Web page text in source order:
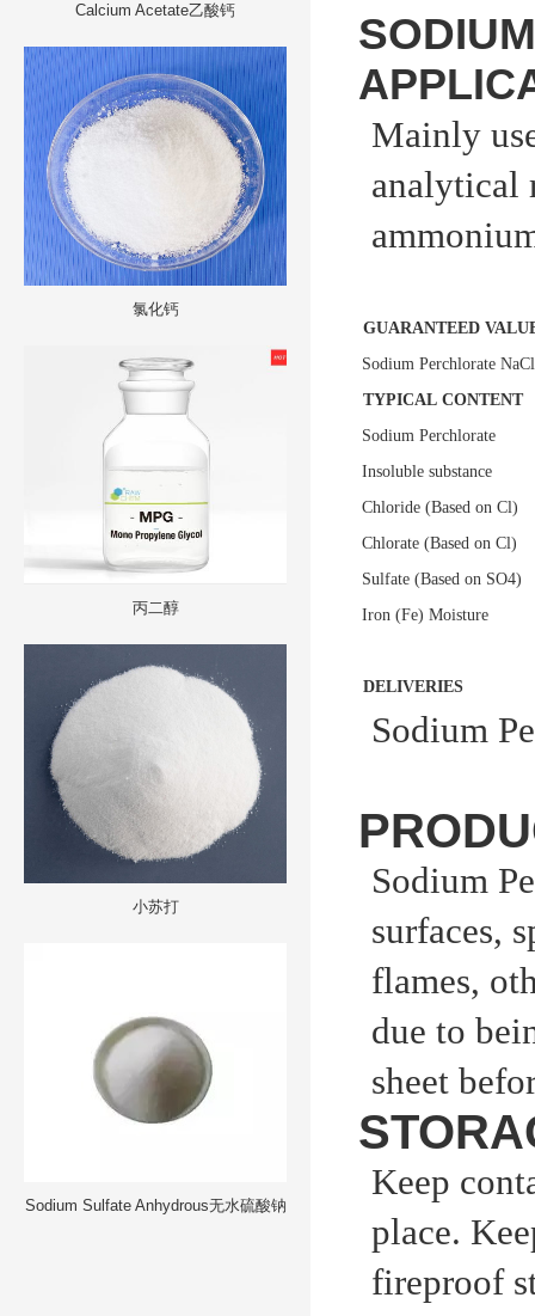
Calcium Acetate乙酸钙
氯化钙
丙二醇
小苏打
Sodium Sulfate Anhydrous无水硫酸钠
SODIUM
Mainly
analytical
GUARANTEED
Sodium Perchlorate
TYPICAL CONTENT
Sodium Perchlorate
Insoluble substance
Chloride (Based on Cl)
Chlorate (Based on Cl)
Sulfate (Based on SO4)
Iron (Fe)Moisture
DELIVERIES
Sodium
Sodium
surfaces,
flames,
due to
sheet
Keep
place.
fireproof